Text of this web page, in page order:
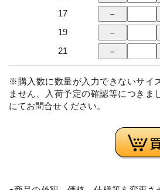
17
19
21
※購入数に数量が入力できないサイ
ません。入荷予定の確認等につきま
にてお問合せください。